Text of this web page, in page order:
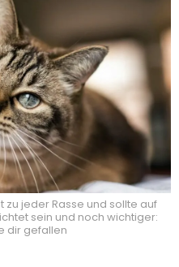
zu jeder Rasse und sollte auf
sein und noch wichtiger:
dir gefallen